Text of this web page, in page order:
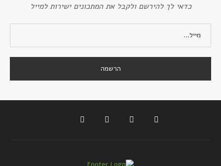
כדאי לך להירשם ולקבל את המתכונים ישירות למייל